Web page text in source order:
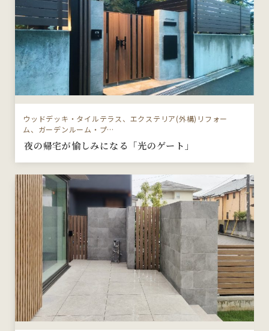
ウッドデッキ・タイルテラス、エクステリア(外構)リフォー
ム、ガーデンルーム・プ…
夜の帰宅が愉しみになる「光のゲート」